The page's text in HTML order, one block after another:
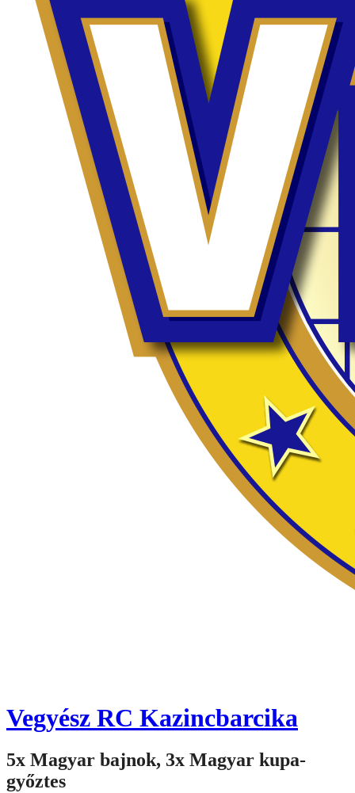
Vegyész RC Kazincbarcika
5x Magyar bajnok, 3x Magyar kupa-
győztes